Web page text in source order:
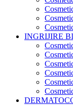
INGRIJIRE